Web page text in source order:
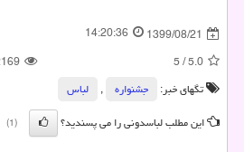
1399/08/21
14:20:36
5.0
/
5
تگهای خبر:
جشنواره ,
لباس
این مطلب لباسدونی را می پسندید؟
(1)